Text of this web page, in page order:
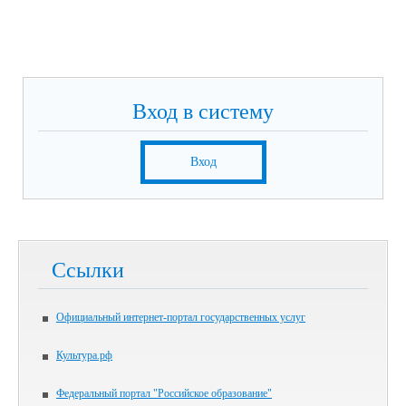
Вход в систему
Вход
Ссылки
Официальный интернет-портал государственных услуг
Культура.рф
Федеральный портал "Российское образование"